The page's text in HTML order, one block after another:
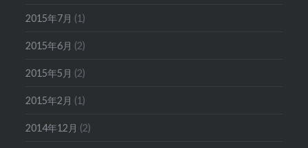
2015年7月 (1)
2015年6月 (2)
2015年5月 (2)
2015年2月 (1)
2014年12月 (2)